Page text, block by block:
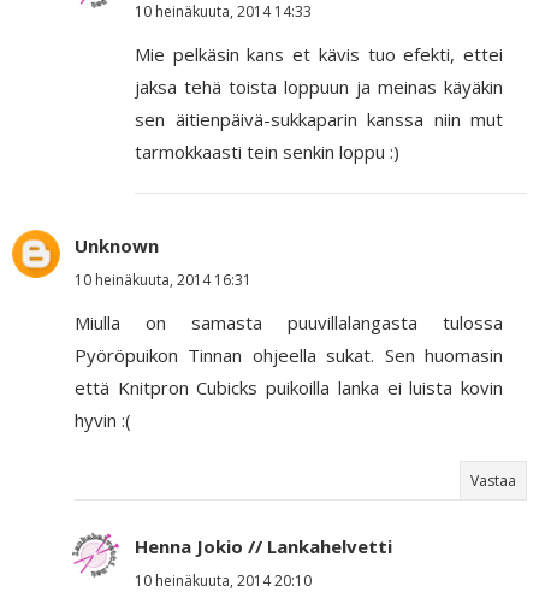
10 heinäkuuta, 2014 14:33
Mie pelkäsin kans et kävis tuo efekti, ettei
jaksa tehä toista loppuun ja meinas käyäkin
sen äitienpäivä-sukkaparin kanssa niin mut
tarmokkaasti tein senkin loppu :)
Unknown
10 heinäkuuta, 2014 16:31
Miulla on samasta puuvillalangasta tulossa
Pyöröpuikon Tinnan ohjeella sukat. Sen huomasin
että Knitpron Cubicks puikoilla lanka ei luista kovin
hyvin :(
Vastaa
Henna Jokio // Lankahelvetti
10 heinäkuuta, 2014 20:10